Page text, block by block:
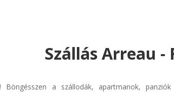
Szállás Arreau -
Böngésszen a szállodák, apartmanok,